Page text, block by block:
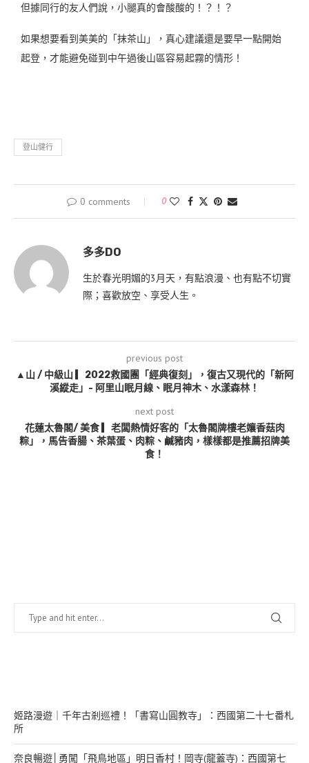
但據同行的友人們說，小腿真的會酸酸的！？！？
如果想要看到美美的「抹茶山」，真心建議還是要早一點開始
起登，才能避免碰到中午過後山區容易起霧的情形！
登山健行
0 comments 0
多多DO
生於春光明媚的3月天，有點浪漫、也有點不切實
際；喜歡放空、享受人生。
previous post
▲山 / 中級山 ▎2022救國團「經典復刻」，復古又現代的「新阿
溪縱走」- 阿里山眠月線、眠月神木、水漾森林！
next post
花蓮太魯閣/ 美食 ▎老闆熱情好客的「太魯閣牌樓老孃香菇肉
粽」，馬告香腸、茶葉蛋、肉粽、鹹豬肉，樣樣都是推薦招牌美
食！
姬路漫遊｜千年古剎巡禮！「書寫山圓教寺」：西國第二十七番札
所
奈良暢遊│勇闖「飛鳥地區」明日香村！岡寺(龍蓋寺)：西國第七